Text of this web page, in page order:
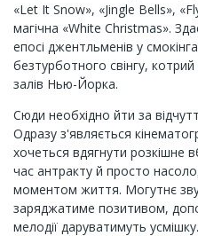
«Let It Snow», «Jingle Bells»,
магічна «White Christmas».
епосі джентльменів у
безтурботного свінгу,
залів Нью-Йорка.
Сюди необхідно йти за
Одразу з'являється
хочеться вдягнути розкішне
час антракту й просто
моментом життя. Могутнє
заряджатиме позитивом,
мелодії даруватимуть усмішку.